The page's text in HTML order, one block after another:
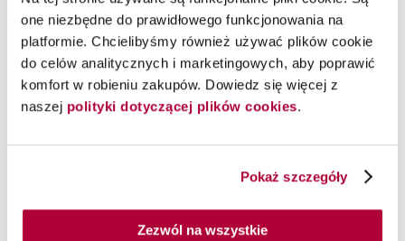
one niezbędne do prawidłowego funkcjonowania na
platformie. Chcielibyśmy również używać plików cookie
do celów analitycznych i marketingowych, aby poprawić
komfort w robieniu zakupów. Dowiedz się więcej z
naszej polityki dotyczącej plików cookies.
Pokaż szczegóły
Zezwól na wszystkie
Malaga Wine, 15 ml
OPI
Lakier Infinite Shine w kolorze kremowym ciemnoczerwonym
Last Glam Standing, 15 ml
OPI